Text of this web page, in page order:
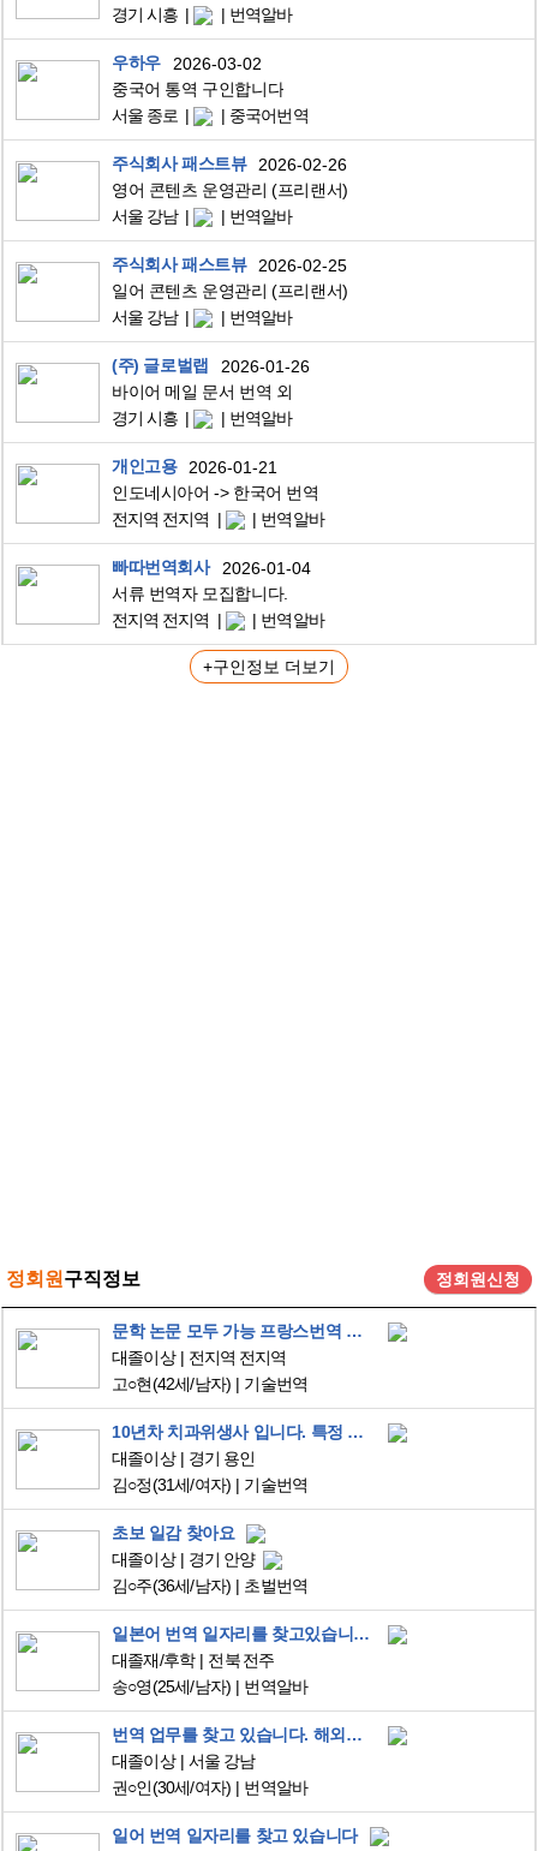
경기 시흥 번역알바
우하우
2026-03-02
중국어 통역 구인합니다
서울 종로
중국어번역
주식회사 패스트뷰
2026-02-26
영어 콘텐츠 운영관리 (프리랜서)
서울 강남
번역알바
주식회사 패스트뷰
2026-02-25
일어 콘텐츠 운영관리 (프리랜서)
서울 강남
번역알바
(주) 글로벌랩
2026-01-26
바이어 메일 문서 번역 외
경기 시흥
번역알바
개인고용
2026-01-21
인도네시아어 -> 한국어 번역
전지역 전지역
번역알바
빠따번역회사
2026-01-04
서류 번역자 모집합니다.
전지역 전지역
번역알바
+구인정보 더보기
정회원 구직정보 정회원신청
문학 논문 모두 가능 프랑스번역 온라인으로만 일함
대졸이상
전지역 전지역
고○현(42세/남자) 기술번역
10년차 치과위생사 입니다. 특정 분야 번역 맡겨주세요.
대졸이상
경기 용인
김○정(31세/여자) 기술번역
초보 일감 찾아요
대졸이상
경기 안양
김○주(36세/남자) 초벌번역
일본어 번역 일자리를 찾고있습니다 초보이지만 교환학생도 다녀왔습니다
대졸재/후학
전북 전주
송○영(25세/남자) 번역알바
번역 업무를 찾고 있습니다. 해외살이 도합 7년차로 현재 영어 통역사로 일하고 있습니다 :)
대졸이상
서울 강남
권○인(30세/여자) 번역알바
일어 번역 일자리를 찾고 있습니다